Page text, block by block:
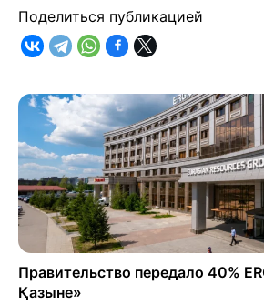
Поделиться публикацией
Правительство передало 40%
Қазыне»